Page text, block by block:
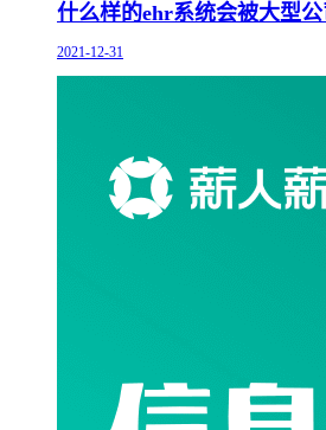
什么样的ehr系统会被大型
2021-12-31